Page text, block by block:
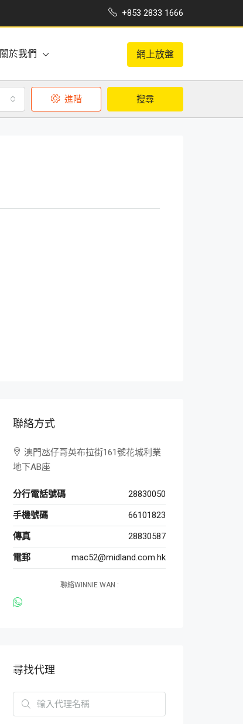
+853 2833 1666
關於我們 網上放盤
進階 搜尋
聯絡方式
澳門氹仔哥英布拉街161號花城利業
地下AB座
分行電話號碼
28830050
手機號碼
66101823
傳真
28830587
電郵
mac52@midland.com.hk
聯絡WINNIE WAN :
尋找代理